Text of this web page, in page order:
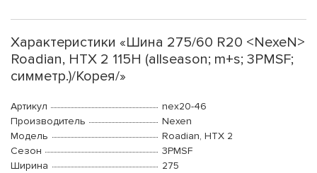
Характеристики «Шина 275/60 R20 <NexeN>
Roadian, HTX 2 115H (allseason; m+s; 3PMSF;
симметр.)/Корея/»
Артикул
nex20-46
Производитель
Nexen
Модель
Roadian, HTX 2
Сезон
3PMSF
Ширина
275